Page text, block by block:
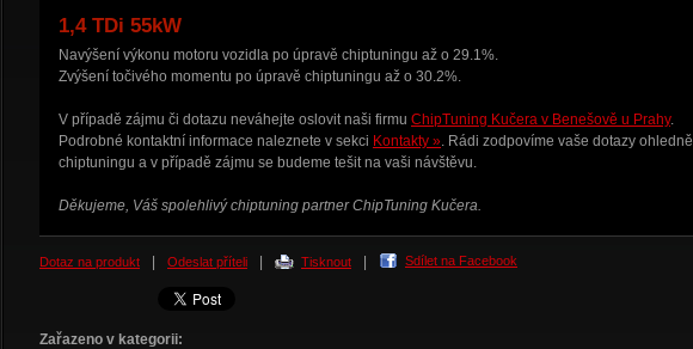
1,4 TDi 55kW
Navýšení výkonu motoru vozidla po úpravě chiptuningu až o 29.1%.
Zvýšení točivého momentu po úpravě chiptuningu až o 30.2%.
V případě zájmu či dotazu neváhejte oslovit naši firmu ChipTuning Kučera v Benešově u Prahy.
Podrobné kontaktní informace naleznete v sekci Kontakty ». Rádi zodpovíme vaše dotazy ohledně
chiptuningu a v případě zájmu se budeme tešit na vaši návštěvu.
Děkujeme, Váš spolehlivý chiptuning partner ChipTuning Kučera.
Dotaz na produkt Odeslat příteli Tisknout Sdílet na Facebook
Zařazeno v kategorii: